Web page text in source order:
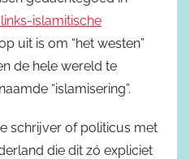
islamitische
uit is om “het westen”
de hele wereld te
“islamisering”.
schrijver of politicus met
die dit zó expliciet